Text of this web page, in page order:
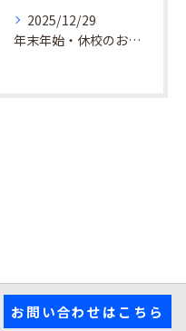
2025/12/29
年末年始・休校のお知らせ
お問い合わせはこちら